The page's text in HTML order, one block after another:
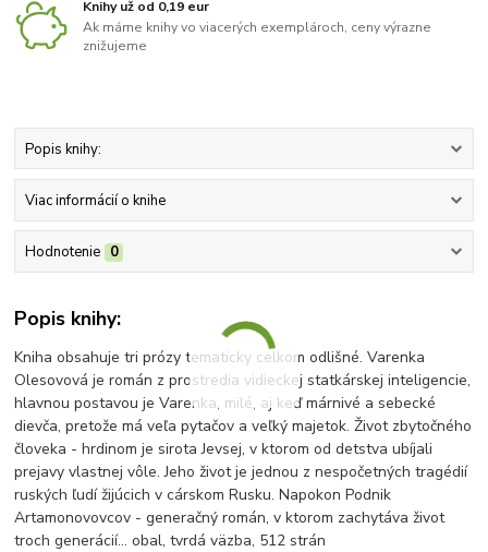
Knihy už od 0,19 eur
Ak máme knihy vo viacerých exemplároch, ceny výrazne
znižujeme
Popis knihy:
Viac informácií o knihe
Hodnotenie 0
Popis knihy:
Kniha obsahuje tri prózy tematicky celkom odlišné. Varenka
Olesovová je román z prostredia vidieckej statkárskej inteligencie,
hlavnou postavou je Varenka, milé, aj keď márnivé a sebecké
dievča, pretože má veľa pytačov a veľký majetok. Život zbytočného
človeka - hrdinom je sirota Jevsej, v ktorom od detstva ubíjali
prejavy vlastnej vôle. Jeho život je jednou z nespočetných tragédií
ruských ľudí žijúcich v cárskom Rusku. Napokon Podnik
Artamonovovcov - generačný román, v ktorom zachytáva život
troch generácií... obal, tvrdá väzba, 512 strán